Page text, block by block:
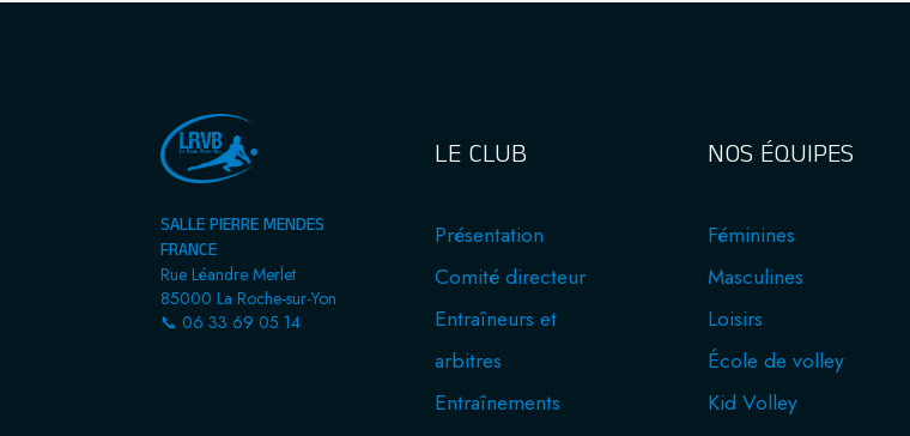
SALLE PIERRE MENDES
FRANCE
Rue Léandre Merlet
85000 La Roche-sur-Yon
📞 06 33 69 05 14
LE CLUB
Présentation
Comité directeur
Entraîneurs et
arbitres
Entraînements
NOS ÉQUIPES
Féminines
Masculines
Loisirs
École de volley
Kid Volley